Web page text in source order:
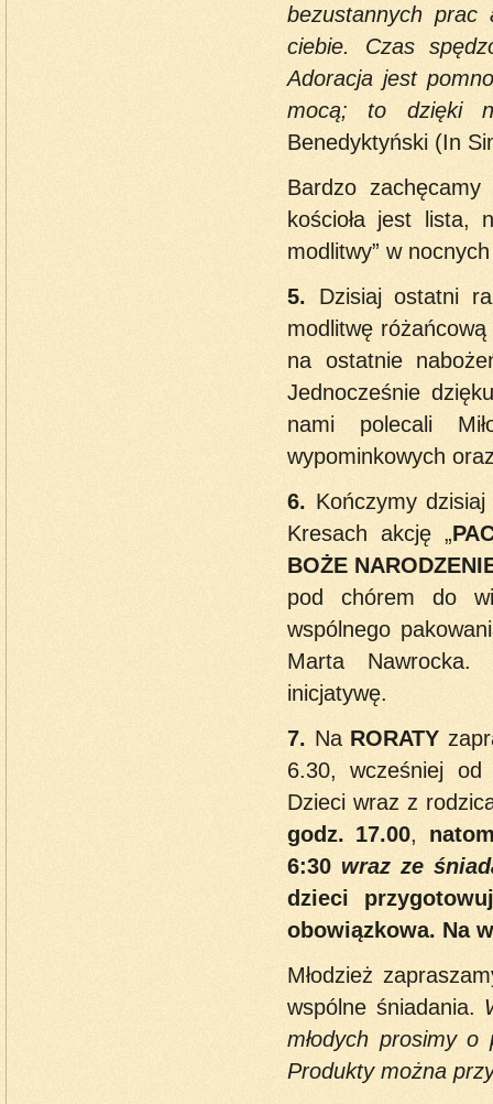
bezustannych
ciebie. Czas
Adoracja jest
mocą; to dzięki
Benedyktyński (In
Bardzo
kościoła jest lista,
modlitwy” w
5. Dzisiaj ostatni
modlitwę
na ostatnie
Jednocześnie
nami polecali
wypominkowych
6. Kończymy
Kresach akcję „
BOŻE
pod chórem do
wspólnego
Marta Nawrocka.
inicjatywę.
7. Na RORATY
6.30, wcześniej
Dzieci wraz z
godz. 17.00,
6:30 wraz ze
dzieci
obowiązkowa. Na
Młodzież
wspólne śniadania.
młodych prosimy
Produkty można